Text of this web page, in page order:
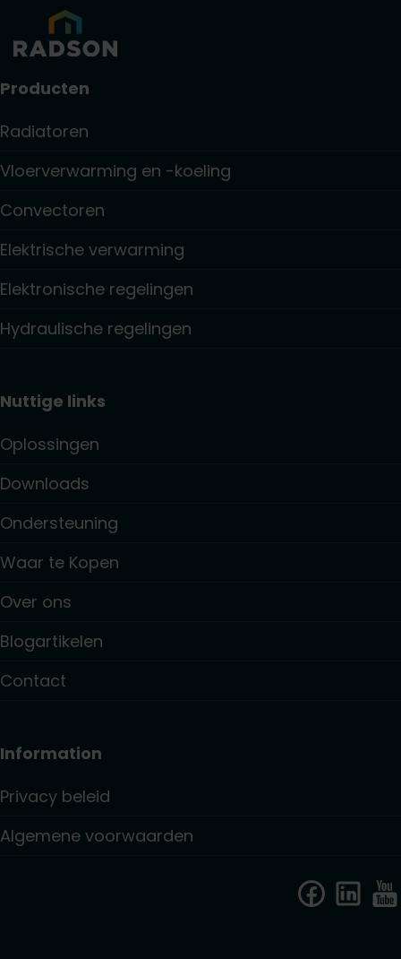
Producten
Radiatoren
Vloerverwarming en -koeling
Convectoren
Elektrische verwarming
Elektronische regelingen
Hydraulische regelingen
Nuttige links
Oplossingen
Downloads
Ondersteuning
Waar te Kopen
Over ons
Blogartikelen
Contact
Information
Privacy beleid
Algemene voorwaarden